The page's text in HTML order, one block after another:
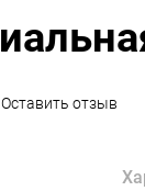
Оставить отзыв